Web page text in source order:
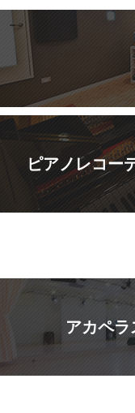
ピアノレコー
アカペ